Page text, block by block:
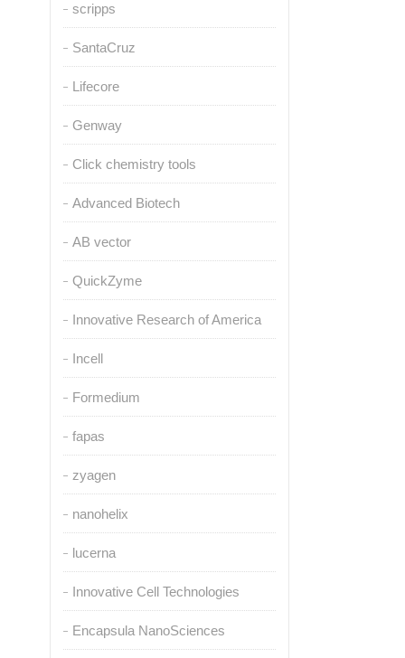
scripps
SantaCruz
Lifecore
Genway
Click chemistry tools
Advanced Biotech
AB vector
QuickZyme
Innovative Research of America
Incell
Formedium
fapas
zyagen
nanohelix
lucerna
Innovative Cell Technologies
Encapsula NanoSciences